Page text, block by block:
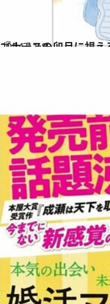
2024.11.8
『ナースの卯月に視
カルチャー